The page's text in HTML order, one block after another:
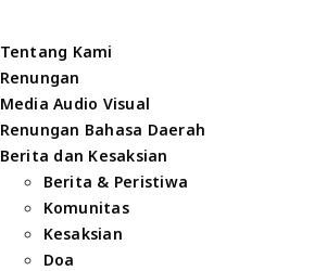
Tentang Kami
Renungan
Media Audio Visual
Renungan Bahasa Daerah
Berita dan Kesaksian
Berita & Peristiwa
Komunitas
Kesaksian
Doa